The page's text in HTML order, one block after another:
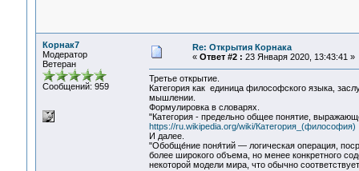
Корнак7
Модератор
Ветеран
Сообщений: 959
Re: Открытия Корнака
« Ответ #2 : 23 Января 2020, 13:43:41 »
Третье открытие.
Категория как единица философского языка,
мышлении.
Формулировка в словарях.
"Категория - предельно общее понятие,
https://ru.wikipedia.org/wiki/Категория_(философия)
И далее.
"Обобще́ние поня́тий — логическая операция,
более широкого объема, но менее конкретного
некоторой модели мира, что обычно